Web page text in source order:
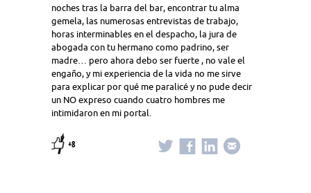
noches tras la barra del bar, encontrar tu alma
gemela, las numerosas entrevistas de trabajo,
horas interminables en el despacho, la jura de
abogada con tu hermano como padrino, ser
madre… pero ahora debo ser fuerte , no vale el
engaño, y mi experiencia de la vida no me sirve
para explicar por qué me paralicé y no pude decir
un NO expreso cuando cuatro hombres me
intimidaron en mi portal.
+8